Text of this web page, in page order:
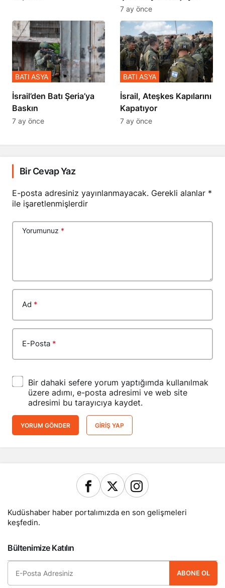
7 ay önce
​​​​​​​İsrail’den Batı Şeria’ya
Baskın
BATI ASYA
7 ay önce
İsrail, Ateşkes Kapılarını
Kapatıyor
BATI ASYA
7 ay önce
Bir Cevap Yaz
E-posta adresiniz yayınlanmayacak. Gerekli alanlar *
ile işaretlenmişlerdir
Yorumunuz *
Ad *
E-Posta *
Bir dahaki sefere yorum yaptığımda kullanılmak
üzere adımı, e-posta adresimi ve web site
adresimi bu tarayıcıya kaydet.
YORUM GÖNDER GIRIŞ YAP
Kudüshaber haber portalımızda en son gelişmeleri
keşfedin.
Bültenimize Katılın
ABONE OL